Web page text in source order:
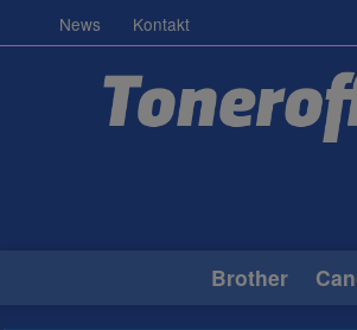
News Kontakt
Brother